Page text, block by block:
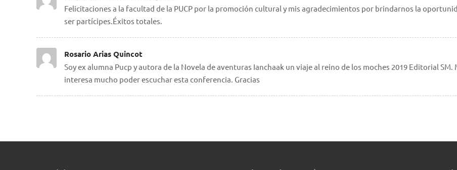
Felicitaciones a la facultad de la PUCP por la promoción cultural y mis agradecimientos por brindarnos la
ser partícipes.Éxitos totales.
Rosario Arias Quincot
Soy ex alumna Pucp y autora de la Novela de aventuras Ianchaak un viaje al reino de los moches 2019 Editorial SM.
interesa mucho poder escuchar esta conferencia. Gracias